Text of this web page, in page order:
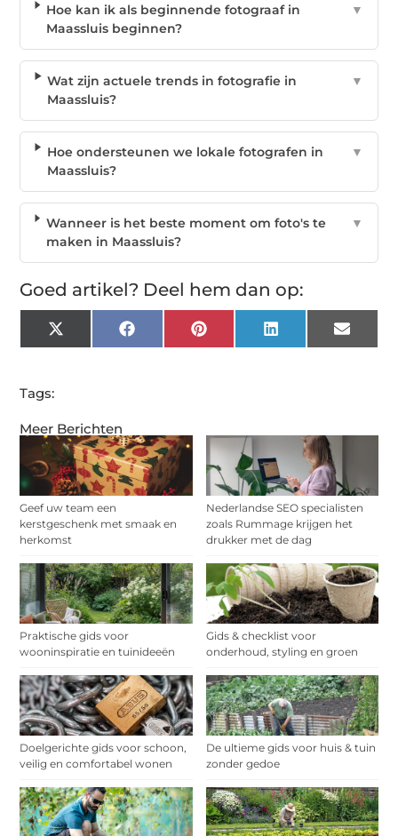
Meer Berichten
Geef uw team een
kerstgeschenk met smaak en
herkomst
Nederlandse SEO specialisten
zoals Rummage krijgen het
drukker met de dag
Praktische gids voor
wooninspiratie en tuinideeën
Gids & checklist voor
onderhoud, styling en groen
Doelgerichte gids voor schoon,
veilig en comfortabel wonen
De ultieme gids voor huis & tuin
zonder gedoe
Hoe kan ik als beginnende fotograaf in
Maassluis beginnen?
▼
Wat zijn actuele trends in fotografie in
Maassluis?
▼
Hoe ondersteunen we lokale fotografen in
Maassluis?
▼
Wanneer is het beste moment om foto's te
maken in Maassluis?
▼
Goed artikel? Deel hem dan op:
X
(Twitter)
Facebook Pinterest LinkedIn Email
Tags: